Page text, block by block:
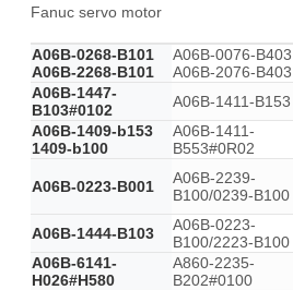
Fanuc servo motor
A06B-0268-B101
A06B-2268-B101
A06B-0076-B403
A06B-2076-B403
A06B-1447-
B103#0102
A06B-1411-B153
A06B-1409-b153
1409-b100
A06B-1411-
B553#0R02
A06B-0223-B001
A06B-2239-
B100/0239-B100
A06B-1444-B103
A06B-0223-
B100/2223-B100
A06B-6141-
H026#H580
A860-2235-
B202#0100